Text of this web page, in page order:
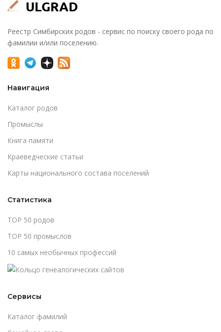
Реестр Симбирских родов - сервис по поиску своего рода по
фамилии и/или поселению.
Навигация
Каталог родов
Промыслы
Книга памяти
Краеведческие статьи
Карты национального состава поселений
Статистика
TOP 50 родов
TOP 50 промыслов
10 самых необычных профессий
Сервисы
Каталог фамилий